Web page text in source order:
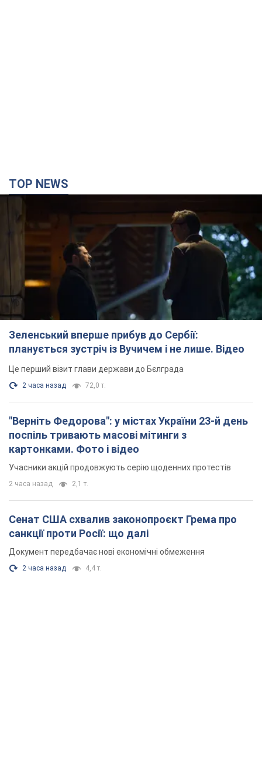
TOP NEWS
Зеленський вперше прибув до Сербії:
планується зустріч із Вучичем і не лише. Відео
Це перший візит глави держави до Бєлграда
2 часа назад 72,0 т.
"Верніть Федорова": у містах України 23-й день
поспіль тривають масові мітинги з
картонками. Фото і відео
Учасники акцій продовжують серію щоденних протестів
2 часа назад 2,1 т.
Сенат США схвалив законопроєкт Грема про
санкції проти Росії: що далі
Документ передбачає нові економічні обмеження
2 часа назад 4,4 т.